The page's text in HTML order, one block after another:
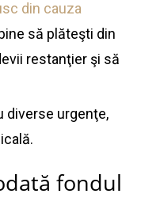
din cauza
să plăteşti din
restanţier şi să
diverse urgenţe,
fondul